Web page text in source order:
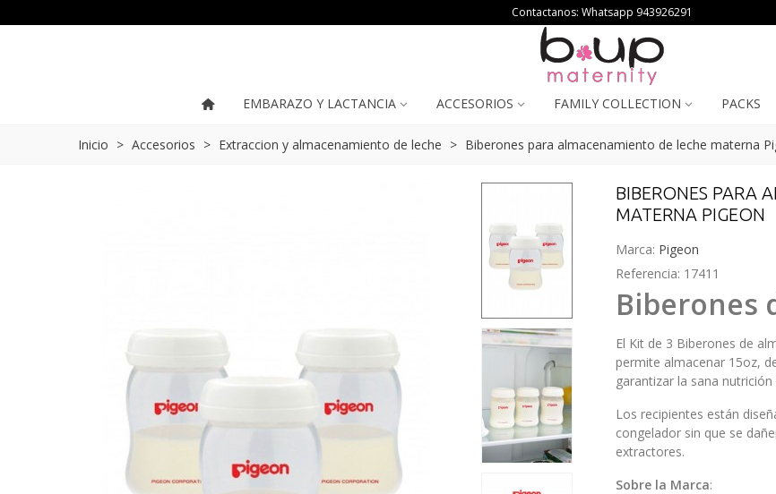
Contactanos: Whatsapp 943926291
EMBARAZO Y LACTANCIA ACCESORIOS FAMILY COLLECTION PACKS
Inicio > Accesorios > Extraccion y almacenamiento de leche > Biberones para almacenamiento de leche materna
BIBERONES PARA
MATERNA PIGEON
Marca: Pigeon
Referencia: 17411
Biberones
El Kit de 3 Biberones de
permite almacenar 15oz,
garantizar la sana
Los recipientes están
congelador sin que se
extractores.
Sobre la Marca: